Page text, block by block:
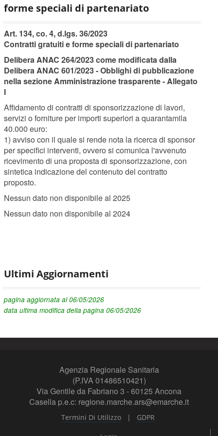
forme speciali di partenariato
Art. 134, co. 4, d.lgs. 36/2023
Contratti gratuiti e forme speciali di partenariato
Delibera ANAC 264/2023 come modificata dalla
Delibera ANAC 601/2023 - Obblighi di pubblicazione
nella sezione Amministrazione trasparente - Allegato
I
Affidamento di contratti di sponsorizzazione di lavori,
servizi o forniture per importi superiori a quarantamila
40.000 euro:
1) avviso con il quale si rende nota la ricerca di sponsor
per specifici interventi, ovvero si comunica l'avvenuto
ricevimento di una proposta di sponsorizzazione, con
sintetica indicazione del contenuto del contratto
proposto.
Nessun dato non disponibile al 2025
Nessun dato non disponibile al 2024
Ultimi Aggiornamenti
pagina aggiornata al 06/05/2026
data ultima modifica della pagina 06/05/2026
Agenzia Regionale Sanitaria
(P.IVA 01486510421)
Via Gentile da Fabriano 3 - 60125 Ancona
Casella p.e.c: regione.marche.ars@emarche.it
Termini Di Utilizzo | GDPR